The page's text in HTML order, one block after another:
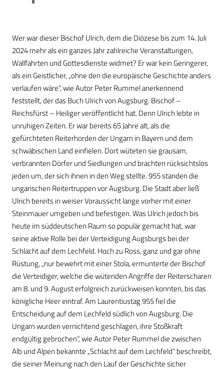
Wer war dieser Bischof Ulrich, dem die Diözese bis zum 14. Juli
2024 mehr als ein ganzes Jahr zahlreiche Veranstaltungen,
Wallfahrten und Gottesdienste widmet? Er war kein Geringerer,
als ein Geistlicher, „ohne den die europäische Geschichte anders
verlaufen wäre“, wie Autor Peter Rummel anerkennend
feststellt, der das Buch Ulrich von Augsburg. Bischof –
Reichsfürst – Heiliger veröffentlicht hat. Denn Ulrich lebte in
unruhigen Zeiten. Er war bereits 65 Jahre alt, als die
gefürchteten Reiterhorden der Ungarn in Bayern und dem
schwäbischen Land einfielen. Dort wüteten sie grausam,
verbrannten Dörfer und Siedlungen und brachten rücksichtslos
jeden um, der sich ihnen in den Weg stellte. 955 standen die
ungarischen Reitertruppen vor Augsburg. Die Stadt aber ließ
Ulrich bereits in weiser Voraussicht lange vorher mit einer
Steinmauer umgeben und befestigen. Was Ulrich jedoch bis
heute im süddeutschen Raum so populär gemacht hat, war
seine aktive Rolle bei der Verteidigung Augsburgs bei der
Schlacht auf dem Lechfeld. Hoch zu Ross, ganz und gar ohne
Rüstung, „nur bewehrt mit einer Stola, ermunterte der Bischof
die Verteidiger, welche die wütenden Angriffe der Reiterscharen
am 8. und 9. August erfolgreich zurückweisen konnten, bis das
königliche Heer eintraf. Am Laurentiustag 955 fiel die
Entscheidung auf dem Lechfeld südlich von Augsburg. Die
Ungarn wurden vernichtend geschlagen, ihre Stoßkraft
endgültig gebrochen“, wie Autor Peter Rummel die zwischen
Alb und Alpen bekannte „Schlacht auf dem Lechfeld“ beschreibt,
die seiner Meinung nach den Lauf der Geschichte sicher